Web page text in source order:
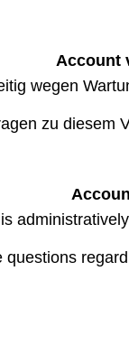
Account
wegen
zu diesem
questions